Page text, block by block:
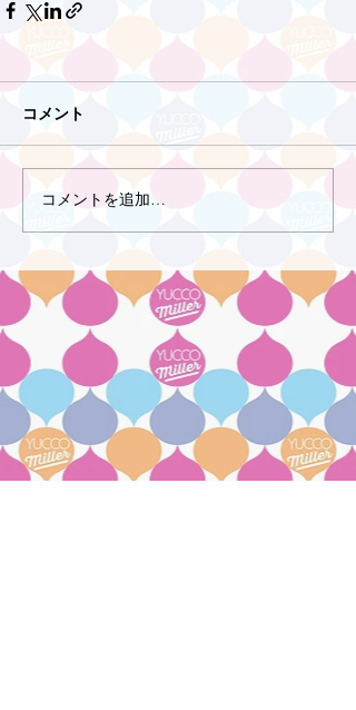
コメント
コメントを追加…